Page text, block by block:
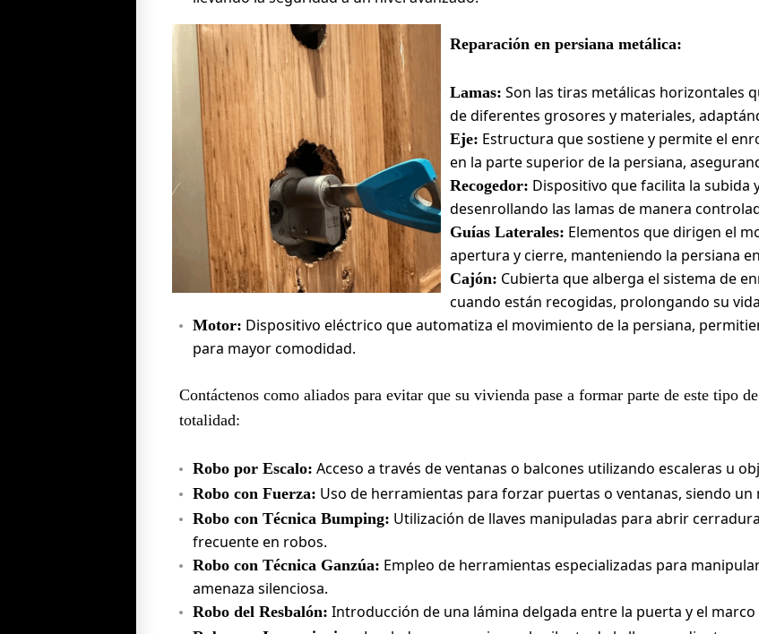
Reparación en persiana metálica:
Lamas: Son las tiras metálicas horizontales
de diferentes grosores y materiales,
Eje: Estructura que sostiene y permite el
en la parte superior de la persiana,
Recogedor: Dispositivo que facilita la subida
desenrollando las lamas de manera
Guías Laterales: Elementos que dirigen el
apertura y cierre, manteniendo la persiana
Cajón: Cubierta que alberga el sistema de
cuando están recogidas, prolongando su
Motor: Dispositivo eléctrico que automatiza el movimiento de la persiana,
para mayor comodidad.
Contáctenos como aliados para evitar que su vivienda pase a formar parte de este tipo
totalidad:
Robo por Escalo: Acceso a través de ventanas o balcones utilizando escaleras u
Robo con Fuerza: Uso de herramientas para forzar puertas o ventanas, siendo
Robo con Técnica Bumping: Utilización de llaves manipuladas para abrir
frecuente en robos.
Robo con Técnica Ganzúa: Empleo de herramientas especializadas para
amenaza silenciosa.
Robo del Resbalón: Introducción de una lámina delgada entre la puerta y el